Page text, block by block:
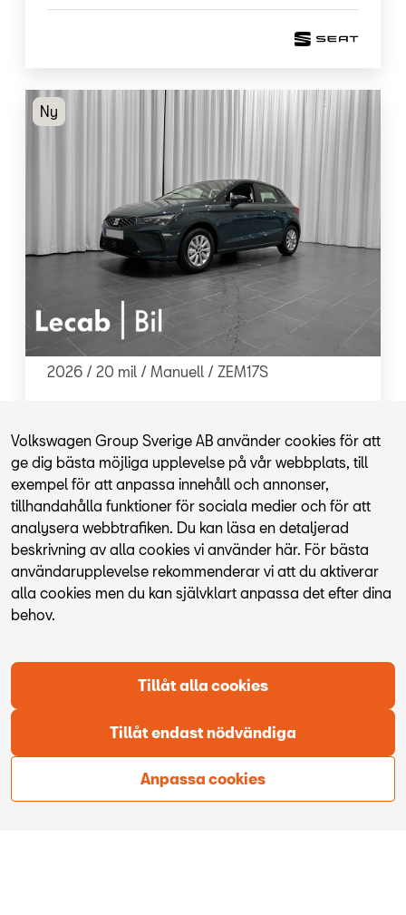
Ny
SEAT - Ibiza
MPI 80hk
2026 / 20 mil / Manuell / ZEM17S
Lecab Bil Karlstad
Volkswagen Group Sverige AB använder cookies för att
ge dig bästa möjliga upplevelse på vår webbplats, till
exempel för att anpassa innehåll och annonser,
tillhandahålla funktioner för sociala medier och för att
analysera webbtrafiken. Du kan läsa en detaljerad
beskrivning av alla cookies vi använder här. För bästa
användarupplevelse rekommenderar vi att du aktiverar
alla cookies men du kan självklart anpassa det efter dina
behov.
Tillåt alla cookies
Tillåt endast nödvändiga
Anpassa cookies